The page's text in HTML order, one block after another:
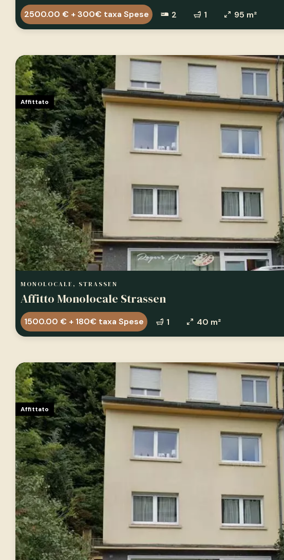
2500.00 € + 300€ taxa Spese 2 1 95 m²
MONOLOCALE, STRASSEN
Affitto Monolocale Strassen
1500.00 € + 180€ taxa Spese 1 40 m²
Affittato
Affittato